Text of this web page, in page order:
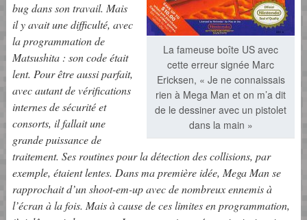
La fameuse boîte US avec
cette erreur signée Marc
Ericksen, « Je ne connaissais
rien à Mega Man et on m’a dit
de le dessiner avec un pistolet
dans la main »
bug dans son travail. Mais
il y avait une difficulté, avec
la programmation de
Matsushita : son code était
lent. Pour être aussi parfait,
avec autant de vérifications
internes de sécurité et
consorts, il fallait une
grande puissance de
traitement. Ses routines pour la détection des collisions, par
exemple, étaient lentes. Dans ma première idée, Mega Man se
rapprochait d’un shoot-em-up avec de nombreux ennemis à
l’écran à la fois. Mais à cause de ces limites en programmation,